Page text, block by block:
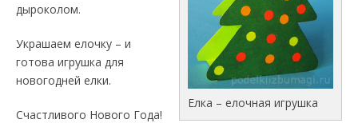
Елка – елочная игрушка
дыроколом.
Украшаем елочку – и
готова игрушка для
новогодней елки.
Счастливого Нового Года!